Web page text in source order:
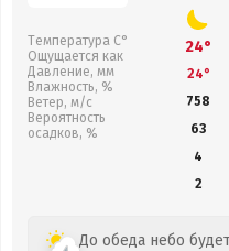
Температура С°
Ощущается как
Давление, мм
Влажность, %
Ветер, м/с
Вероятность
осадков, %
24°
24°
758
63
4
2
До обеда небо